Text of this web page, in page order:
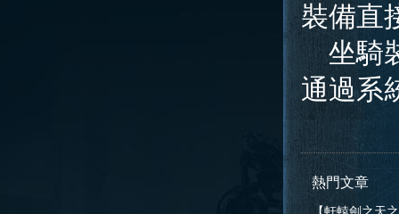
裝備直
坐騎
通過系
熱門文章